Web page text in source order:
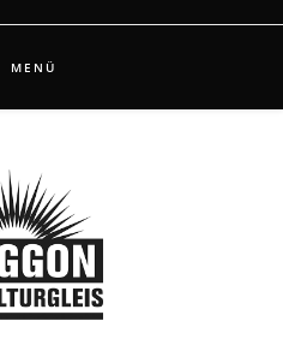
MENÜ